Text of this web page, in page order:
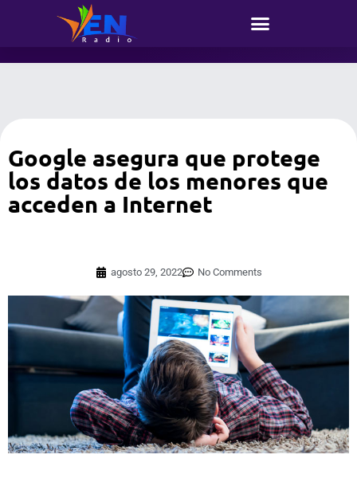
Google asegura que protege
los datos de los menores que
acceden a Internet
agosto 29, 2022 No Comments